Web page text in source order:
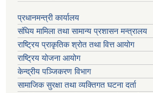
प्रधानमन्त्री कार्यालय
संघिय मामिला तथा सामान्य प्रशासन मन्त्रालय
राष्ट्रिय प्राकृतिक श्रोत तथा वित्त आयोग
राष्ट्रिय योजना आयोग
केन्द्रीय पञ्जिकरण विभाग
सामाजिक सुरक्षा तथा व्यक्तिगत घटना दर्ता